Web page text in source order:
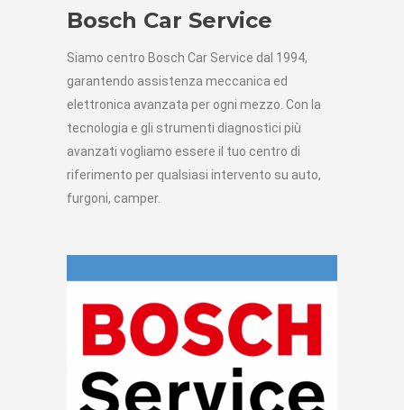
Bosch Car Service
Siamo centro Bosch Car Service dal 1994,
garantendo assistenza meccanica ed
elettronica avanzata per ogni mezzo. Con la
tecnologia e gli strumenti diagnostici più
avanzati vogliamo essere il tuo centro di
riferimento per qualsiasi intervento su auto,
furgoni, camper.